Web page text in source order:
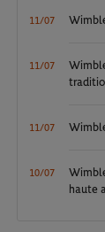
11/07
11/07
11/07
10/07
haute